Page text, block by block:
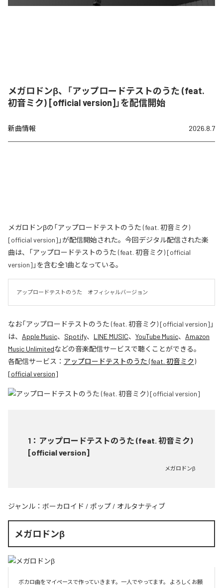
メガロドンβ、「アップロードテストのうた (feat.
初音ミク) [official version]」を配信開始
新曲情報 2026.8.7
メガロドンβの「アップロードテストのうた (feat. 初音ミク)
[official version]」が配信開始された。今回デジタル配信された楽
曲は、「アップロードテストのうた (feat. 初音ミク) [official
version]」を含む全1曲となっている。
アップロードテストのうた　オフィシャルバージョン
なお「アップロードテストのうた (feat. 初音ミク) [official version] 」
は、 Apple Music、 Spotify、 LINE MUSIC、 YouTube Music、 Amazon
Music Unlimitedなどの音楽配信サービスで聴くことができる。
各配信サービス： アップロードテストのうた (feat. 初音ミク)
[official version]
1 ： アップロードテストのうた (feat. 初音ミク)
[official version]
メガロドンβ
ジャンル： ボーカロイド / ポップ / オルタナティブ
メガロドンβ
ボカロ曲をマイペースで作っていきます。一人でやってます。 よろしくお願